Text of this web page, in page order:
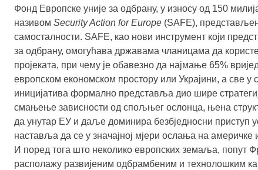
Фонд Европске уније за одбрану, у износу од 150
називом Security Action for Europe (SAFE),
самосталности. SAFE, као нови инструмент који
за одбрану, омогућава државама чланицама да
пројеката, при чему је обавезно да најмање 65%
европском економском простору или Украјини, а све у
иницијатива формално представља дио шире
смањење зависности од спољњег ослонца, њена
да унутар ЕУ и даље доминира безбједносни
наставља да се у значајној мјери ослања на
И поред тога што неколико европских земаља, попут
располажу развијеним одбрамбеним и технолошким